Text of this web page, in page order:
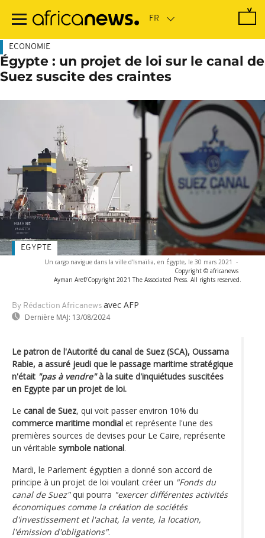
contenu
ECONOMIE
Égypte : un projet de loi sur le canal de
Suez suscite des craintes
Un cargo navigue dans la ville d'Ismaïlia, en Égypte, le 30 mars 2021 -
Copyright © africanews
Ayman Aref/Copyright 2021 The Associated Press. All rights reserved.
By Rédaction Africanews avec AFP
Dernière MAJ: 13/08/2024
EGYPTE
Le patron de l'Autorité du canal de Suez (SCA), Oussama
Rabie, a assuré jeudi que le passage maritime stratégique
n'était "pas à vendre"à la suite d'inquiétudes suscitées
en Egypte par un projet de loi.
Le canal de Suez, qui voit passer environ 10% du
commerce maritime mondial et représente l'une des
premières sources de devises pour Le Caire, représente
un véritable symbole national.
Mardi, le Parlement égyptien a donné son accord de
principe à un projet de loi voulant créer un "Fonds du
canal de Suez"qui pourra "exercer différentes activités
économiques comme la création de sociétés
d'investissement et l'achat, la vente, la location,
l'émission d'obligations".